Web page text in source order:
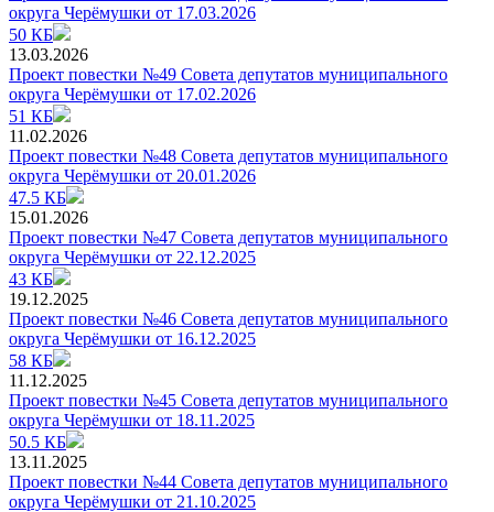
округа Черёмушки от 17.03.2026
50 КБ
13.03.2026
Проект повестки №49 Совета депутатов муниципального
округа Черёмушки от 17.02.2026
51 КБ
11.02.2026
Проект повестки №48 Совета депутатов муниципального
округа Черёмушки от 20.01.2026
47.5 КБ
15.01.2026
Проект повестки №47 Совета депутатов муниципального
округа Черёмушки от 22.12.2025
43 КБ
19.12.2025
Проект повестки №46 Совета депутатов муниципального
округа Черёмушки от 16.12.2025
58 КБ
11.12.2025
Проект повестки №45 Совета депутатов муниципального
округа Черёмушки от 18.11.2025
50.5 КБ
13.11.2025
Проект повестки №44 Совета депутатов муниципального
округа Черёмушки от 21.10.2025